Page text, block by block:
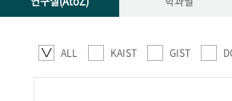
ALL KAIST GIST